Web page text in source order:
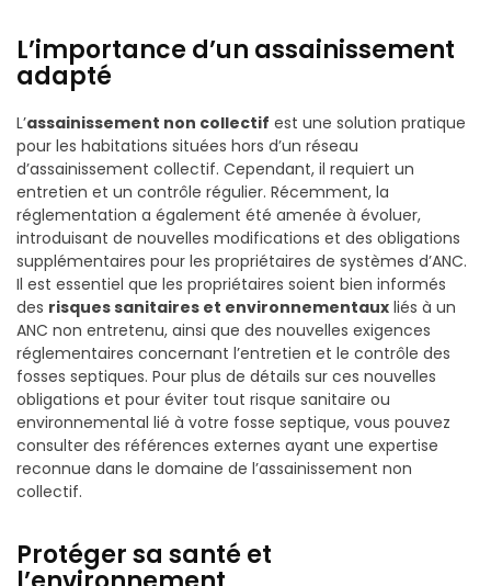
L’importance d’un assainissement
adapté
L’assainissement non collectif est une solution pratique
pour les habitations situées hors d’un réseau
d’assainissement collectif. Cependant, il requiert un
entretien et un contrôle régulier. Récemment, la
réglementation a également été amenée à évoluer,
introduisant de nouvelles modifications et des obligations
supplémentaires pour les propriétaires de systèmes d’ANC.
Il est essentiel que les propriétaires soient bien informés
des risques sanitaires et environnementaux liés à un
ANC non entretenu, ainsi que des nouvelles exigences
réglementaires concernant l’entretien et le contrôle des
fosses septiques. Pour plus de détails sur ces nouvelles
obligations et pour éviter tout risque sanitaire ou
environnemental lié à votre fosse septique, vous pouvez
consulter des références externes ayant une expertise
reconnue dans le domaine de l’assainissement non
collectif.
Protéger sa santé et